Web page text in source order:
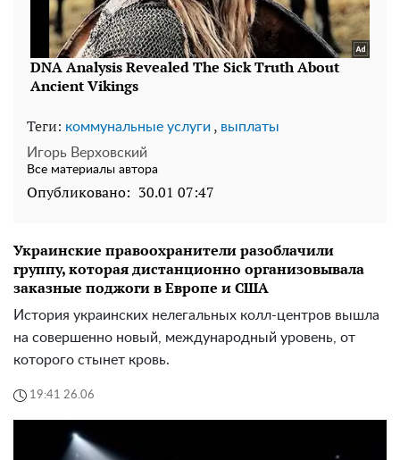
Теги: коммунальные услуги , выплаты
Игорь Верховский
Все материалы автора
Опубликовано: 30.01 07:47
Украинские правоохранители разоблачили
группу, которая дистанционно организовывала
заказные поджоги в Европе и США
История украинских нелегальных колл-центров вышла
на совершенно новый, международный уровень, от
которого стынет кровь.
19:41 26.06